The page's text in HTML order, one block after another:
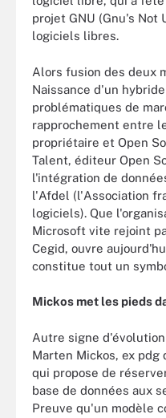
projet GNU (Gnu's Not
logiciels libres.
Alors fusion des deux
Naissance d'un
problématiques de
rapprochement entre
propriétaire et Open
Talent, éditeur Open
l'intégration de
l'Afdel (l'Association
logiciels). Que
Microsoft vite rejoint
Cegid, ouvre
constitue tout un
Mickos met les pieds
Autre signe
Marten Mickos, ex pdg
qui propose de
base de données aux
Preuve qu'un modèle